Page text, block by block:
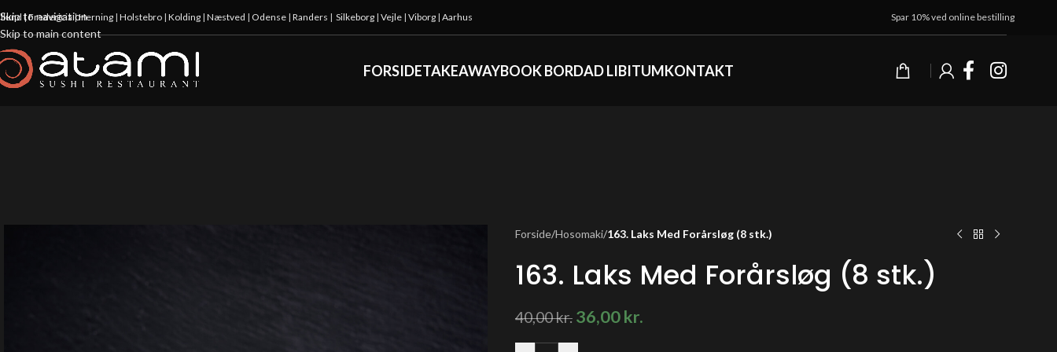
Skip to navigation
Skip to main content
|Fredericia|Herning | Holstebro | Kolding | Næstved | Odense | Randers | Silkeborg | Vejle | Viborg | Aarhus Spar 10% ved online bestilling
FORSIDETAKEAWAYBOOK BORDAD LIBITUMKONTAKT
Forside/Hosomaki/163. Laks Med Forårsløg (8 stk.)
163. Laks Med Forårsløg (8 stk.)
40,00kr. 36,00kr.